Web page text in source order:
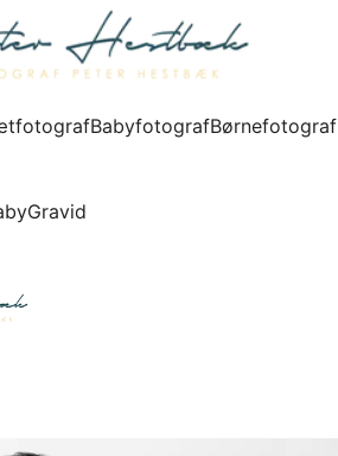
BabyfotografBørnefotograf
Gravid